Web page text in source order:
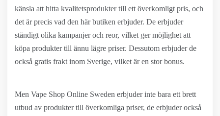
känsla att hitta kvalitetsprodukter till ett överkomligt pris, och
det är precis vad den här butiken erbjuder. De erbjuder
ständigt olika kampanjer och reor, vilket ger möjlighet att
köpa produkter till ännu lägre priser. Dessutom erbjuder de
också gratis frakt inom Sverige, vilket är en stor bonus.
Men Vape Shop Online Sweden erbjuder inte bara ett brett
utbud av produkter till överkomliga priser, de erbjuder också